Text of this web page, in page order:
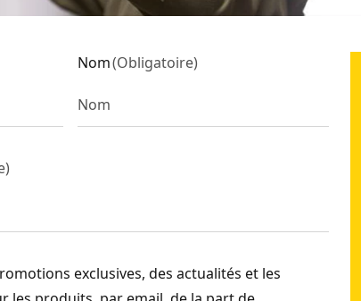
Nom(Obligatoire)
)
exclusives, des actualités et les